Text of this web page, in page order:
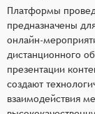
Платформы
предназначены
онлайн-
дистанционного
презентации
создают
взаимодействия